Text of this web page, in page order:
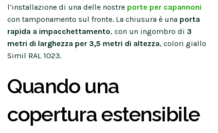
l’installazione di una delle nostre porte per capannoni
con tamponamento sul fronte. La chiusura è una porta
rapida a impacchettamento, con un ingombro di 3
metri di larghezza per 3,5 metri di altezza, colori giallo
Simil RAL 1023.
Quando una
copertura estensibile